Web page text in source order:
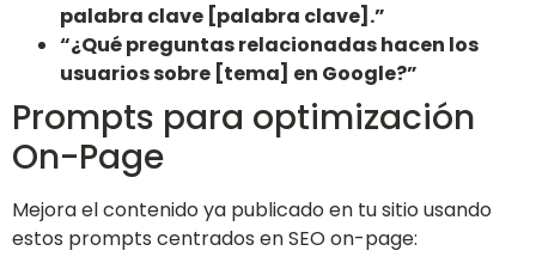
palabra clave [palabra clave].”
“¿Qué preguntas relacionadas hacen los
usuarios sobre [tema] en Google?”
Prompts para optimización
On-Page
Mejora el contenido ya publicado en tu sitio usando
estos prompts centrados en SEO on-page: